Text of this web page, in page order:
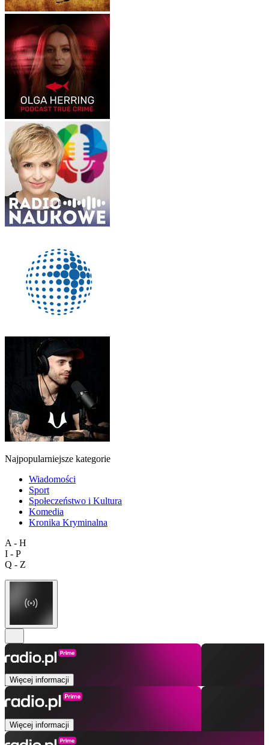
Najpopularniejsze kategorie
Wiadomości
Sport
Społeczeństwo i Kultura
Komedia
Kronika Kryminalna
A - H
I - P
Q - Z
Więcej informacji
Więcej informacji